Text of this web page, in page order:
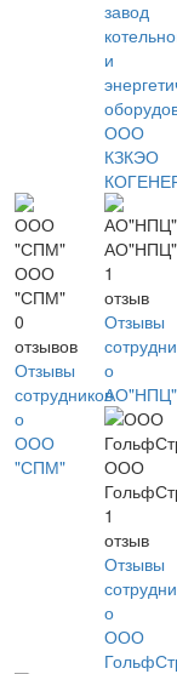
завод
и
ООО
КЗКЭО
ООО
"СПМ"
0
отзывов
Отзывы
сотрудников
о
ООО
"СПМ"
1
отзыв
Отзывы
о
ООО
1
отзыв
Отзывы
о
ООО